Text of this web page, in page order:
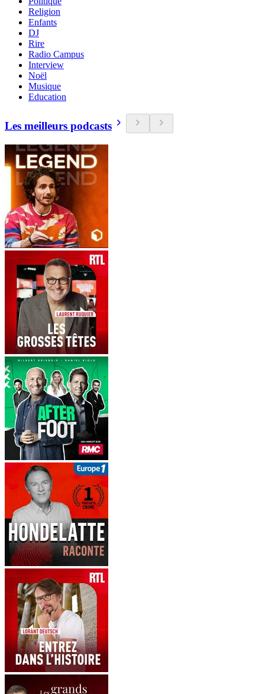
Religion
Enfants
DJ
Rire
Radio Campus
Interview
Noël
Musique
Education
Les meilleurs podcasts